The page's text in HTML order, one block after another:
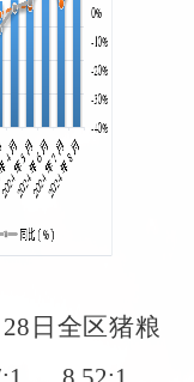
28 日全区猪粮